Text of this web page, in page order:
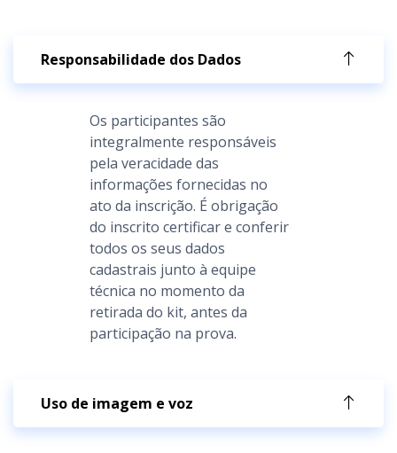
Responsabilidade dos Dados
Os participantes são
integralmente responsáveis
pela veracidade das
informações fornecidas no
ato da inscrição. É obrigação
do inscrito certificar e conferir
todos os seus dados
cadastrais junto à equipe
técnica no momento da
retirada do kit, antes da
participação na prova.
Uso de imagem e voz